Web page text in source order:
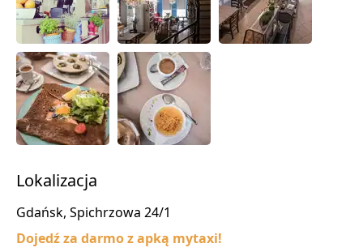
Lokalizacja
Gdańsk, Spichrzowa 24/1
Dojedź za darmo z apką mytaxi!